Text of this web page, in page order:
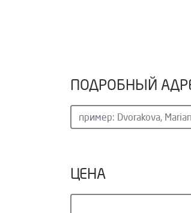
ПОДРОБНЫЙ
ЦЕНА